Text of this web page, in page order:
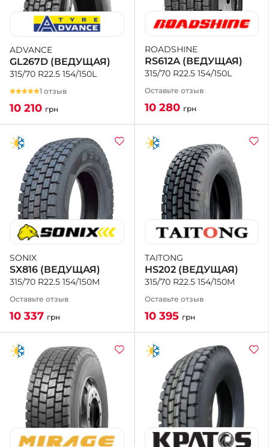
ADVANCE
GL267D (ВЕДУЩАЯ)
315/70 R22.5 154/150L
1 отзыв
10 210 грн
ROADSHINE
RS612А (ВЕДУЩАЯ)
315/70 R22.5 154/150L
Оставьте отзыв
10 280 грн
SONIX
SX816 (ВЕДУЩАЯ)
315/70 R22.5 154/150M
Оставьте отзыв
10 337 грн
TAITONG
HS202 (ВЕДУЩАЯ)
315/70 R22.5 154/150M
Оставьте отзыв
10 395 грн